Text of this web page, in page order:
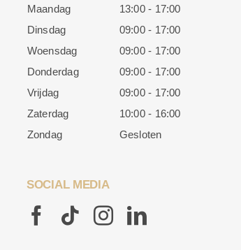
Maandag
13:00 - 17:00
Dinsdag
09:00 - 17:00
Woensdag
09:00 - 17:00
Donderdag
09:00 - 17:00
Vrijdag
09:00 - 17:00
Zaterdag
10:00 - 16:00
Zondag
Gesloten
SOCIAL MEDIA